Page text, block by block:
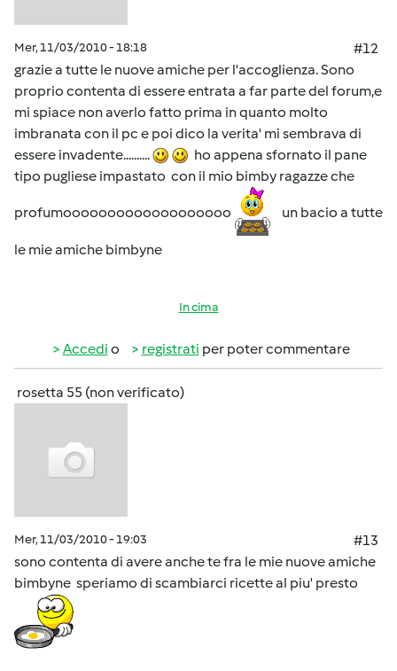
Mer, 11/03/2010 - 18:18
#12
grazie a tutte le nuove amiche per l'accoglienza. Sono
proprio contenta di essere entrata a far parte del forum,e
mi spiace non averlo fatto prima in quanto molto
imbranata con il pc e poi dico la verita' mi sembrava di
essere invadente..........
ho appena sfornato il pane
tipo pugliese impastato con il mio bimby ragazze che
profumooooooooooooooooooo un bacio a tutte
le mie amiche bimbyne
In cima
Accedi o registrati per poter commentare
rosetta 55 (non verificato)
Mer, 11/03/2010 - 19:03
#13
sono contenta di avere anche te fra le mie nuove amiche
bimbyne speriamo di scambiarci ricette al piu' presto